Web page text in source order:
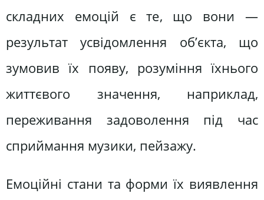
складних емоцій є те, що вони —
результат усвідомлення об’єкта, що
зумовив їх появу, розуміння їхнього
життєвого значення, наприклад,
переживання задоволення під час
сприймання музики, пейзажу.
Емоційні стани та форми їх виявлення